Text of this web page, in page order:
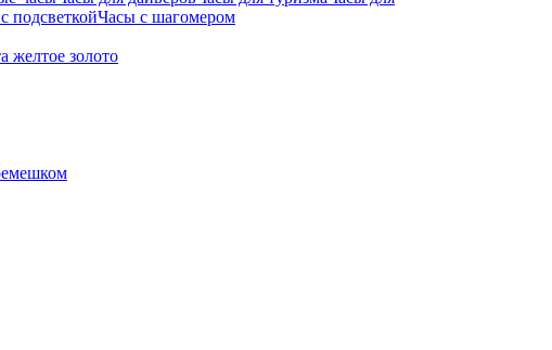
подсветкойЧасы с шагомером
желтое золото